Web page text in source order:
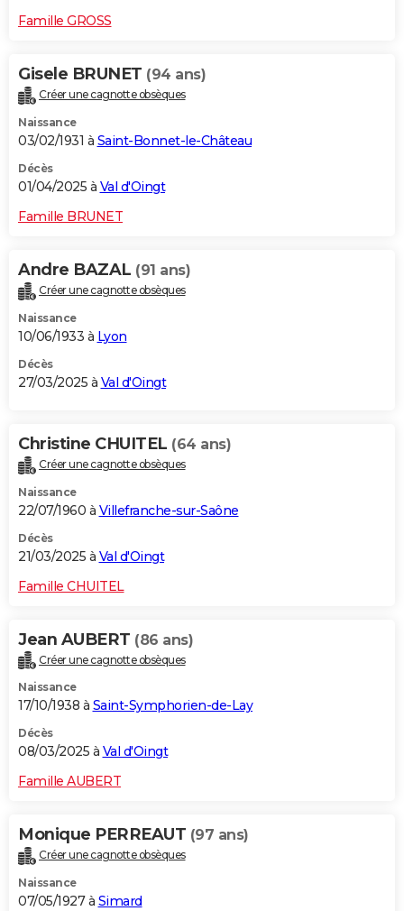
Famille GROSS
Gisele BRUNET (94 ans)
Créer une cagnotte obsèques
Naissance
03/02/1931 à Saint-Bonnet-le-Château
Décès
01/04/2025 à Val d'Oingt
Famille BRUNET
Andre BAZAL (91 ans)
Créer une cagnotte obsèques
Naissance
10/06/1933 à Lyon
Décès
27/03/2025 à Val d'Oingt
Christine CHUITEL (64 ans)
Créer une cagnotte obsèques
Naissance
22/07/1960 à Villefranche-sur-Saône
Décès
21/03/2025 à Val d'Oingt
Famille CHUITEL
Jean AUBERT (86 ans)
Créer une cagnotte obsèques
Naissance
17/10/1938 à Saint-Symphorien-de-Lay
Décès
08/03/2025 à Val d'Oingt
Famille AUBERT
Monique PERREAUT (97 ans)
Créer une cagnotte obsèques
Naissance
07/05/1927 à Simard